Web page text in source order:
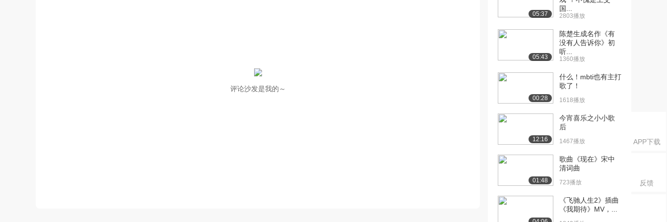
APP下载
反馈
评论沙发是我的～
05:37
国...
2803播放
05:43
陈楚生成名作《有
没有人告诉你》初
听...
1360播放
00:28
什么！mbti也有主打
歌了！
1618播放
12:16
今宵喜乐之小小歌
后
1467播放
01:48
歌曲《现在》宋中
清词曲
723播放
《飞驰人生2》插曲
《我期待》MV，...